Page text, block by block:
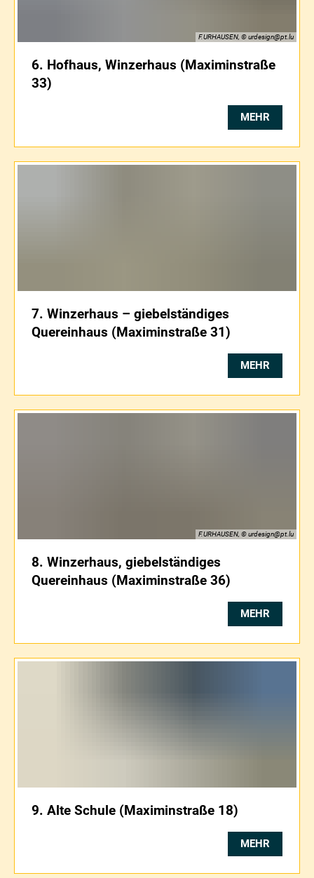
F.URHAUSEN, © urdesign@pt.lu
6. Hofhaus, Winzerhaus (Maximinstraße
33)
MEHR
7. Winzerhaus – giebelständiges
Quereinhaus (Maximinstraße 31)
MEHR
F.URHAUSEN, © urdesign@pt.lu
8. Winzerhaus, giebelständiges
Quereinhaus (Maximinstraße 36)
MEHR
9. Alte Schule (Maximinstraße 18)
MEHR